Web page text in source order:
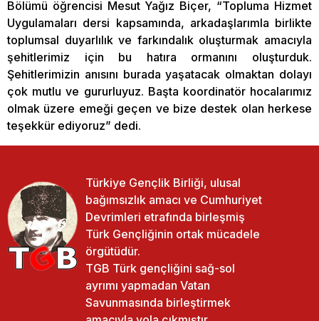
Bölümü öğrencisi Mesut Yağız Biçer, “Topluma Hizmet
Uygulamaları dersi kapsamında, arkadaşlarımla birlikte
toplumsal duyarlılık ve farkındalık oluşturmak amacıyla
şehitlerimiz için bu hatıra ormanını oluşturduk.
Şehitlerimizin anısını burada yaşatacak olmaktan dolayı
çok mutlu ve gururluyuz. Başta koordinatör hocalarımız
olmak üzere emeği geçen ve bize destek olan herkese
teşekkür ediyoruz” dedi.
Türkiye Gençlik Birliği, ulusal
bağımsızlık amacı ve Cumhuriyet
Devrimleri etrafında birleşmiş
Türk Gençliğinin ortak mücadele
örgütüdür.
TGB Türk gençliğini sağ-sol
ayrımı yapmadan Vatan
Savunmasında birleştirmek